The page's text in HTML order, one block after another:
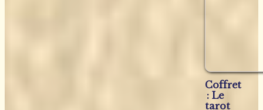
Coffret
: Le
tarot